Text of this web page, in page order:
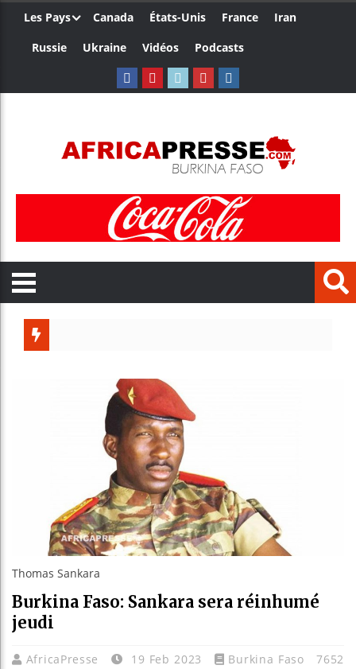
Les Pays Canada États-Unis France
Iran
Russie
Ukraine Vidéos Podcasts
Thomas Sankara
Burkina Faso: Sankara sera réinhumé
jeudi
AfricaPresse 19 Feb 2023 Burkina Faso
7652